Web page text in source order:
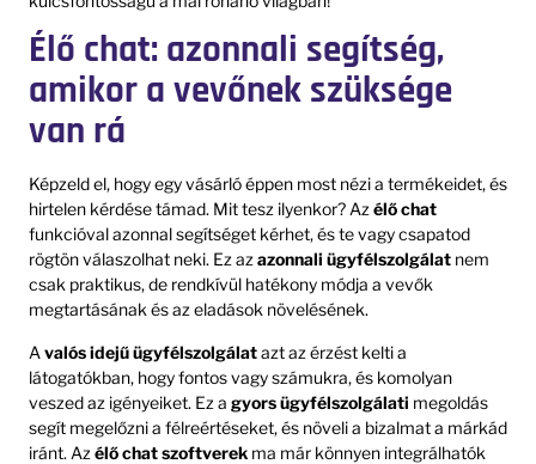
Élő chat: azonnali segítség,
amikor a vevőnek szüksége
van rá
Képzeld el, hogy egy vásárló éppen most nézi a termékeidet, és
hirtelen kérdése támad. Mit tesz ilyenkor? Az élő chat
funkcióval azonnal segítséget kérhet, és te vagy csapatod
rögtön válaszolhat neki. Ez az azonnali ügyfélszolgálat nem
csak praktikus, de rendkívül hatékony módja a vevők
megtartásának és az eladások növelésének.
Avalós idejű ügyfélszolgálatazt az érzést kelti a
látogatókban, hogy fontos vagy számukra, és komolyan
veszed az igényeiket. Ez a gyors ügyfélszolgálati megoldás
segít megelőzni a félreértéseket, és növeli a bizalmat a márkád
iránt. Az élő chat szoftverek ma már könnyen integrálhatók